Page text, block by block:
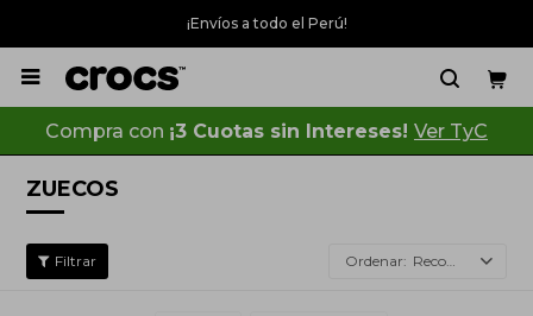
¡Envíos a todo el Perú!

Compra con ¡3 Cuotas sin Intereses! Ver TyC
ZUECOS
Recomendados